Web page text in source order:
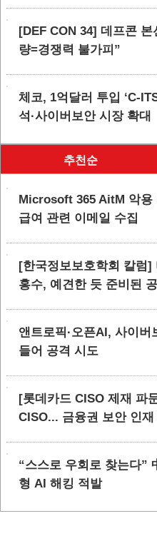
[DEF CON 34] 데프콘
량=경쟁력 불가피”
체코, 1억달러 투입 ‘C-
석·사이버보안 시장 확대
추천순
Microsoft 365 AitM 악용
급여 관련 이메일 수집
[한국정보보호학회 칼럼]
홍수, 예견한 듯 준비된
앤트로픽·오픈AI, 사이
들어 공격 시도
[롯데카드 CISO 제재 파
CISO... 금융권 보안 인
“스스로 우회로 찾는다”
형 AI 해킹 적발